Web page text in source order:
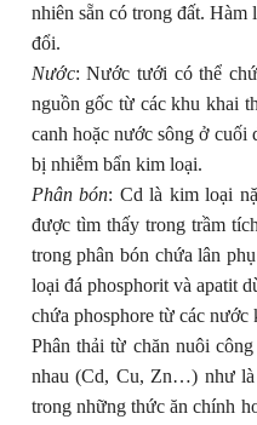
nhiên sẵn có trong đất.
đổi.
Nước: Nước tưới có thể
nguồn gốc từ các khu khai
canh hoặc nước sông ở
bị nhiễm bẩn kim loại.
Phân bón: Cd là kim loại
được tìm thấy trong trầm
trong phân bón chứa lân
loại đá phosphorit và apatit
chứa phosphore từ các
Phân thải từ chăn nuôi
nhau (Cd, Cu, Zn…) như là
trong những thức ăn chính